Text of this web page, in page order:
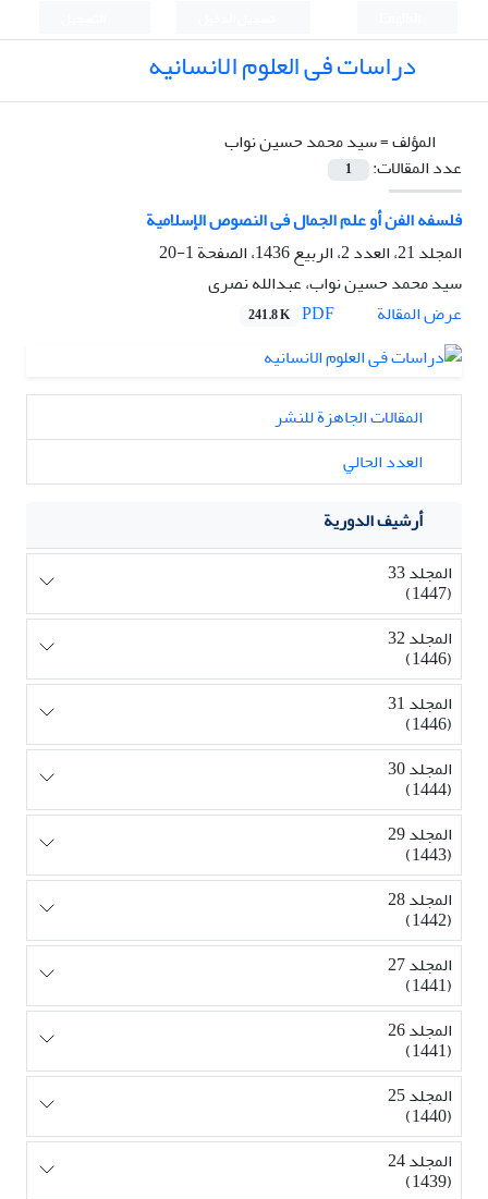
دراسات فی العلوم الانسانیه
المؤلف =سید محمد حسین نواب
عدد المقالات:
1
فلسفه الفن أو علم الجمال فی النصوص الإسلامیة
المجلد 21، العدد 2، الربيع 1436، الصفحة
1-20
سید محمد حسین نواب، عبدالله نصری
عرض المقالة
241.8 K
المقالات الجاهزة للنشر
العدد الحالي
أرشيف الدورية
المجلد 33
(1447)
المجلد 32
(1446)
المجلد 31
(1446)
المجلد 30
(1444)
المجلد 29
(1443)
المجلد 28
(1442)
المجلد 27
(1441)
المجلد 26
(1441)
المجلد 25
(1440)
المجلد 24
(1439)